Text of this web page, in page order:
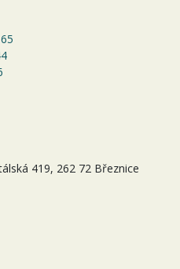
419, 262 72 Březnice